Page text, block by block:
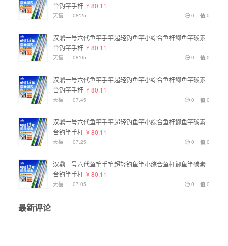
台钓竿手杆 ¥ 80.11
0
0
天猫 | 08:25
汉鼎一号六代鱼竿手竿超轻钓鱼竿小综合鱼杆鲫鱼竿碳素
台钓竿手杆 ¥ 80.11
0
0
天猫 | 08:05
汉鼎一号六代鱼竿手竿超轻钓鱼竿小综合鱼杆鲫鱼竿碳素
台钓竿手杆 ¥ 80.11
0
0
天猫 | 07:45
汉鼎一号六代鱼竿手竿超轻钓鱼竿小综合鱼杆鲫鱼竿碳素
台钓竿手杆 ¥ 80.11
0
0
天猫 | 07:25
汉鼎一号六代鱼竿手竿超轻钓鱼竿小综合鱼杆鲫鱼竿碳素
台钓竿手杆 ¥ 80.11
0
0
天猫 | 07:05
最新评论